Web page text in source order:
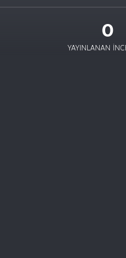
0
YAYINLANAN